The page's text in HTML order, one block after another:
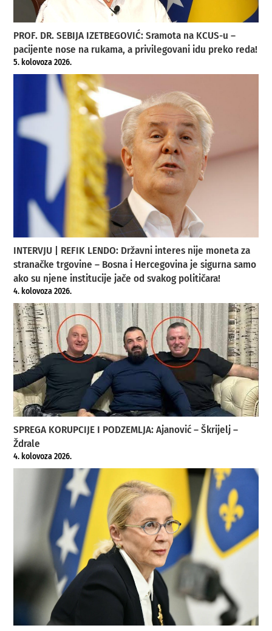
PROF. DR. SEBIJA IZETBEGOVIĆ: Sramota na KCUS-u –
pacijente nose na rukama, a privilegovani idu preko reda!
5. kolovoza 2026.
INTERVJU | REFIK LENDO: Državni interes nije moneta za
stranačke trgovine – Bosna i Hercegovina je sigurna samo
ako su njene institucije jače od svakog političara!
4. kolovoza 2026.
SPREGA KORUPCIJE I PODZEMLJA: Ajanović – Škrijelj –
Ždrale
4. kolovoza 2026.